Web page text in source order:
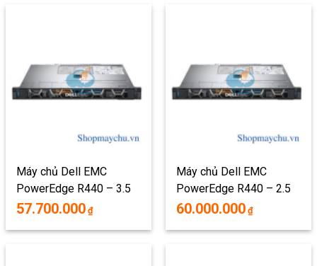
Máy chủ Dell EMC
PowerEdge R440 – 3.5
INCH
57.700.000 ₫
Máy chủ Dell EMC
PowerEdge R440 – 2.5
INCH
60.000.000 ₫